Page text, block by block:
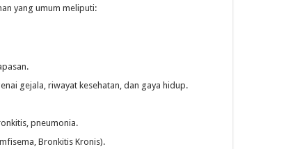
yang umum meliputi:
gejala, riwayat kesehatan, dan gaya hidup.
pneumonia.
Bronkitis Kronis).